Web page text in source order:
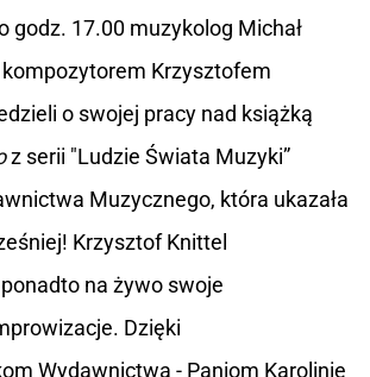
godz. 17.00 muzykolog Michał
Krzysztofem
o swojej pracy nad książką
z serii "Ludzie Świata Muzyki”
Muzycznego, która ukazała
Krzysztof Knittel
na żywo swoje
Dzięki
Wydawnictwa - Paniom Karolinie